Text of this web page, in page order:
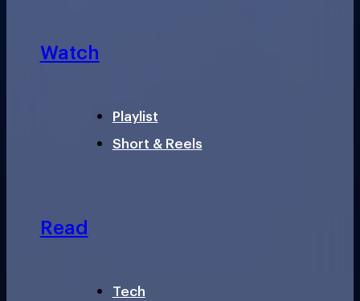
Watch
Playlist
Short & Reels
Read
Tech